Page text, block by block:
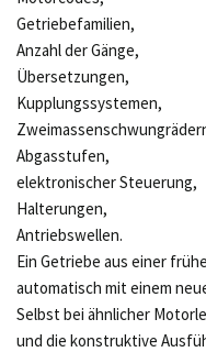
Getriebefamilien,
Anzahl der Gänge,
Übersetzungen,
Kupplungssystemen,
Abgasstufen,
elektronischer Steuerung,
Halterungen,
Antriebswellen.
Ein Getriebe aus einer
automatisch mit einem
Selbst bei ähnlicher
und die konstruktive